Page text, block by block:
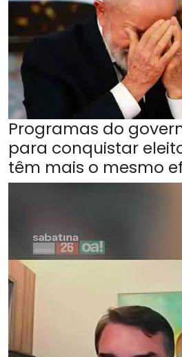
Programas do
para conquistar
têm mais o mesmo